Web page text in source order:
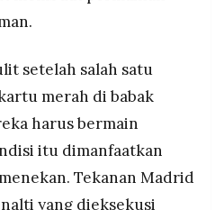
setelah salah satu
merah di babak
harus bermain
itu dimanfaatkan
Tekanan Madrid
yang dieksekusi